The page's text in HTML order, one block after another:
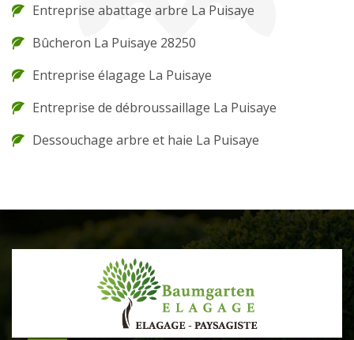
Entreprise abattage arbre La Puisaye
Bûcheron La Puisaye 28250
Entreprise élagage La Puisaye
Entreprise de débroussaillage La Puisaye
Dessouchage arbre et haie La Puisaye